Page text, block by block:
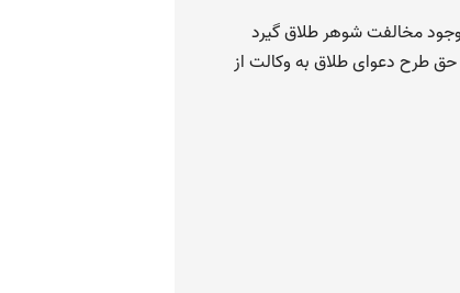
وجود مخالفت شوهر طلاق گیرد
گانه ای است که باعث ایجاد حق طرح دعوای طلاق به وکالت از